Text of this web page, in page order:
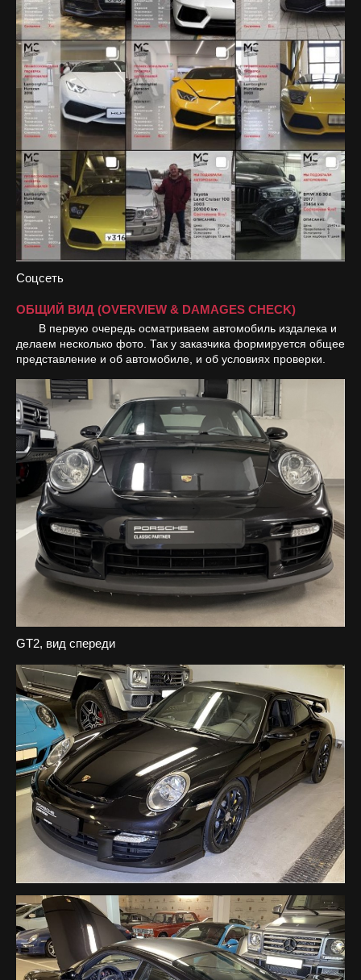
Соцсеть
ОБЩИЙ ВИД (OVERVIEW & DAMAGES CHECK)
В первую очередь осматриваем автомобиль издалека и
делаем несколько фото. Так у заказчика формируется общее
представление и об автомобиле, и об условиях проверки.
GT2, вид спереди